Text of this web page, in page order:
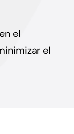
el
el